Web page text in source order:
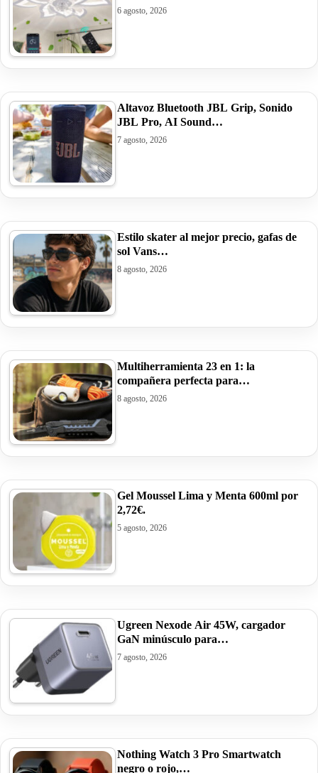
6 agosto, 2026
Altavoz Bluetooth JBL Grip, Sonido
JBL Pro, AI Sound…
7 agosto, 2026
Estilo skater al mejor precio, gafas de
sol Vans…
8 agosto, 2026
Multiherramienta 23 en 1: la
compañera perfecta para…
8 agosto, 2026
Gel Moussel Lima y Menta 600ml por
2,72€.
5 agosto, 2026
Ugreen Nexode Air 45W, cargador
GaN minúsculo para…
7 agosto, 2026
Nothing Watch 3 Pro Smartwatch
negro o rojo,…